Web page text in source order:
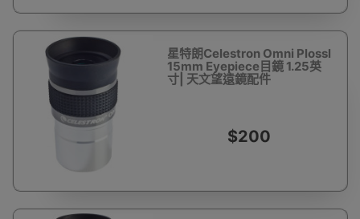
星特朗Celestron Omni Plossl
15mm Eyepiece目鏡 1.25英
寸| 天文望遠鏡配件
$200